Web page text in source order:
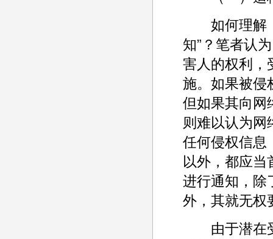
如何理解《
知”？笔者认
害人的权利，
施。如果被侵
但如果其向网
则难以认为网
任何侵权信息
以外，都应
进行通知，除
外，其就无权
由于潜在受